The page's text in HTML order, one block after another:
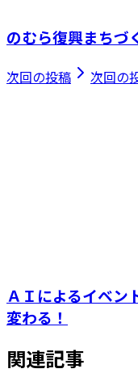
のむら復興まちづ
次回の投稿 次回の
ＡＩによるイベン
変わる！
関連記事